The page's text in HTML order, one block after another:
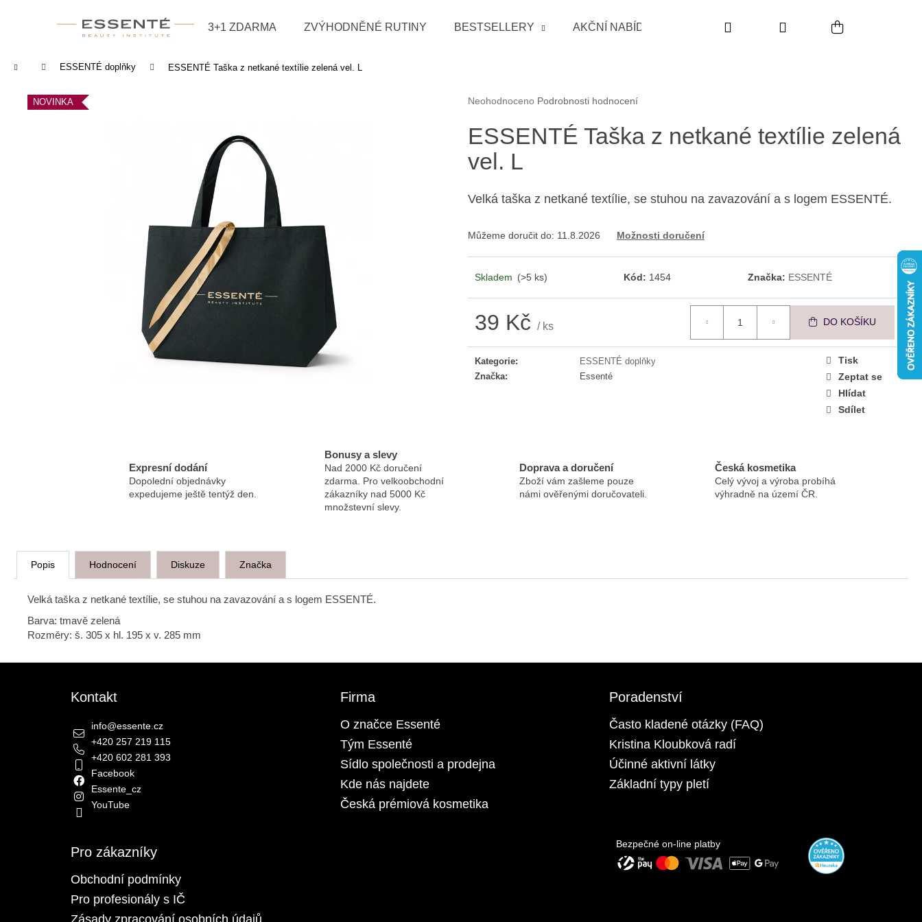
3+1 ZDARMA ZVÝHODNĚNÉ RUTINY BESTSELLERY AKČNÍ NABÍDKA POUŽITÍ INDIKACE
Hledat PřihlášeníNákupní
Domů ESSENTÉ doplňky ESSENTÉ Taška z netkané textílie zelená vel. L
Průměrné hodnocení produktu je 0,0 z 5 hvězdiček.
Neohodnoceno Podrobnosti hodnocení
ESSENTÉ Taška z netkané textílie zelená
vel. L
Velká taška z netkané textílie, se stuhou na zavazování a s logem ESSENTÉ.
Můžeme doručit do: 11.8.2026 Možnosti doručení
Skladem (>5 ks) Kód: 1454 Značka: ESSENTÉ
39 Kč / ks DO KOŠÍKU
Kategorie:
ESSENTÉ doplňky
Značka: Essenté
Tisk
Zeptat se
Hlídat
Sdílet
NOVINKA
Expresní dodání
Dopolední objednávky
expedujeme ještě tentýž den.
Bonusy a slevy
Nad 2000 Kč doručení
zdarma. Pro velkoobchodní
zákazníky nad 5000 Kč
množstevní slevy.
Doprava a doručení
Zboží vám zašleme pouze
námi ověřenými doručovateli.
Česká kosmetika
Celý vývoj a výroba probíhá
výhradně na území ČR.
Popis Hodnocení Diskuze Značka
Velká taška z netkané textílie, se stuhou na zavazování a s logem ESSENTÉ.
Barva: tmavě zelená
Rozměry: š. 305 x hl. 195 x v. 285 mm
Co potřebujete najít?
HLEDAT
Následující
ESSENTÉ MYCÍ EMULZE S AHA
ESSENTÉ JEMNÁ ČISTICÍ PĚNA
330 Kč
AKNÉ 2 ML
Kontakt
info@essente.cz
+420 257 219 115
+420 602 281 393
Facebook
Essente_cz
YouTube
Firma
O značce Essenté
Tým Essenté
Sídlo společnosti a prodejna
Kde nás najdete
Česká prémiová kosmetika
Poradenství
Často kladené otázky (FAQ)
Kristina Kloubková radí
Účinné aktivní látky
Základní typy pletí
Pro zákazníky
Obchodní podmínky
Pro profesionály s IČ
Zásady zpracování osobních údajů
Bezpečné on-line platby